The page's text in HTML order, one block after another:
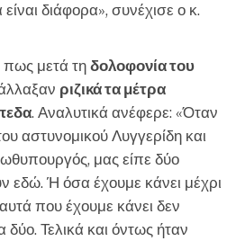
διάφορα», συνέχισε ο κ.
πως μετά τη δολοφονία του
ριζικά τα μέτρα
. Αναλυτικά ανέφερε: «Όταν
αστυνομικού Λυγγερίδη και
μας είπε δύο
εδώ. Ή όσα έχουμε κάνει μέχρι
που έχουμε κάνει δεν
δύο. Τελικά και όντως ήταν